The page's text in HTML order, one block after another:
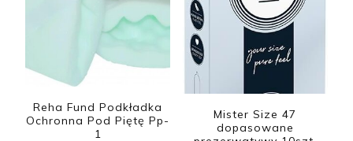
Reha Fund Podkładka
Ochronna Pod Piętę Pp-
1
Mister Size 47
dopasowane